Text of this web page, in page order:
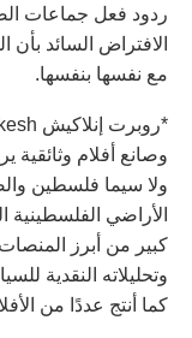
ردود فعل جماعات
الافتراض السائد
مع نفسها بنفسها.
وصانع أفلام
ولا سيما فلسطين
الأراضي الفلسطينية
كبير من أبرز المنصات
وتحليلاته النقدية
كما أنتج عددًا من